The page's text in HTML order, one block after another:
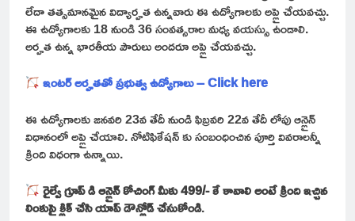
లేదా తత్సమానమైన విద్యార్హత ఉన్నవారు ఈ ఉద్యోగాలకు అప్లై చేయవచ్చు.
ఈ ఉద్యోగాలకు 18 నుండి 36 సంవత్సరాల మధ్య వయస్సు ఉండాలి.
అర్హత ఉన్న భారతీయ పౌరులు అందరూ అప్లై చేయవచ్చు.
ఇంటర్ అర్హతతో ప్రభుత్వ ఉద్యోగాలు – Click here
ఈ ఉద్యోగాలకు జనవరి 23వ తేదీ నుండి ఫిబ్రవరి 22వ తేదీ లోపు ఆన్లైన్
విధానంలో అప్లై చేయాలి. నోటిఫికేషన్ కు సంబంధించిన పూర్తి వివరాలన్నీ
క్రింది విధంగా ఉన్నాయి.
రైల్వే గ్రూప్ డి ఆన్లైన్ కోచింగ్ మీకు 499/- కే కావాలి అంటే క్రింది ఇచ్చిన
లింకుపై క్లిక్ చేసి యాప్ డౌన్లోడ్ చేసుకోండి.